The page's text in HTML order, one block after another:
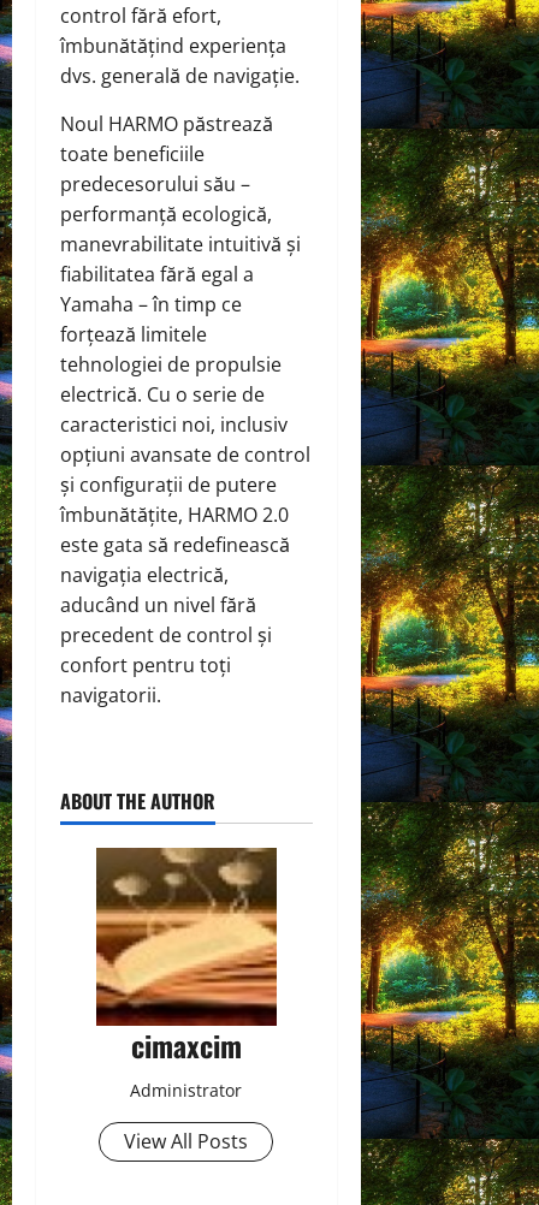
control fără efort,
îmbunătățind experiența
dvs. generală de navigație.
Noul HARMO păstrează
toate beneficiile
predecesorului său –
performanță ecologică,
manevrabilitate intuitivă și
fiabilitatea fără egal a
Yamaha – în timp ce
forțează limitele
tehnologiei de propulsie
electrică. Cu o serie de
caracteristici noi, inclusiv
opțiuni avansate de control
și configurații de putere
îmbunătățite, HARMO 2.0
este gata să redefinească
navigația electrică,
aducând un nivel fără
precedent de control și
confort pentru toți
navigatorii.
ABOUT THE AUTHOR
cimaxcim
Administrator
View All Posts